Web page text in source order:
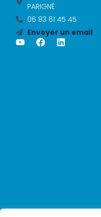
PARIGNÉ
06 83 61 45 45
Envoyer un email